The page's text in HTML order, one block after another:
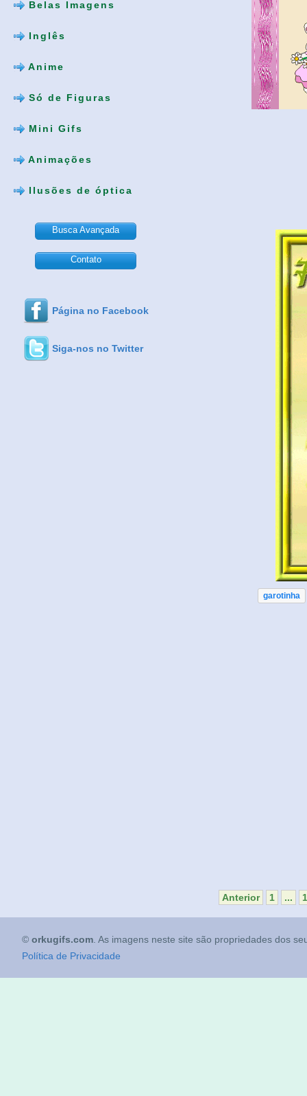
Belas Imagens
Inglês
Anime
Só de Figuras
Mini Gifs
Animações
Ilusões de óptica
Busca Avançada
Contato
Página no Facebook
Siga-nos no Twitter
garotinha
Anterior 1 ...
© orkugifs.com . As imagens neste site são propriedades dos
Política de Privacidade